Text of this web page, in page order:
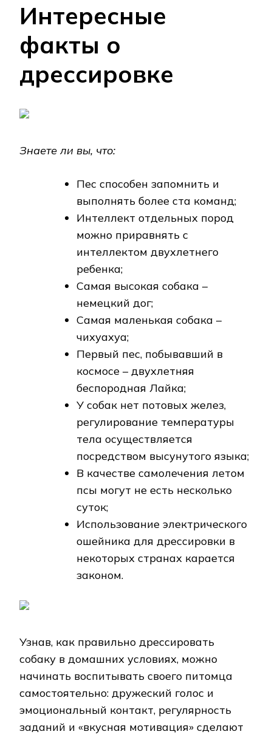
Интересные
факты о
дрессировке
Знаете ли вы, что:
Пес способен запомнить и
выполнять более ста команд;
Интеллект отдельных пород
можно приравнять с
интеллектом двухлетнего
ребенка;
Самая высокая собака –
немецкий дог;
Самая маленькая собака –
чихуахуа;
Первый пес, побывавший в
космосе – двухлетняя
беспородная Лайка;
У собак нет потовых желез,
регулирование температуры
тела осуществляется
посредством высунутого языка;
В качестве самолечения летом
псы могут не есть несколько
суток;
Использование электрического
ошейника для дрессировки в
некоторых странах карается
законом.
Узнав, как правильно дрессировать
собаку в домашних условиях, можно
начинать воспитывать своего питомца
самостоятельно: дружеский голос и
эмоциональный контакт, регулярность
заданий и «вкусная мотивация» сделают